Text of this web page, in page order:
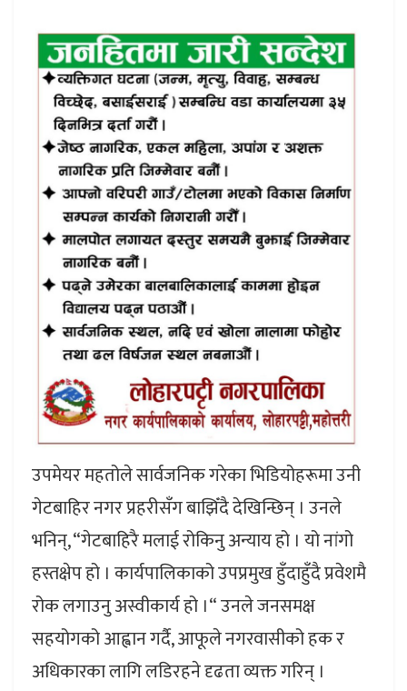
उपमेयर महतोले सार्वजनिक गरेका भिडियोहरूमा उनी
गेटबाहिर नगर प्रहरीसँग बाझिँदै देखिन्छिन् । उनले
भनिन्, “गेटबाहिरै मलाई रोकिनु अन्याय हो । यो नांगो
हस्तक्षेप हो । कार्यपालिकाको उपप्रमुख हुँदाहुँदै प्रवेशमै
रोक लगाउनु अस्वीकार्य हो ।“ उनले जनसमक्ष
सहयोगको आह्वान गर्दै, आफूले नगरवासीको हक र
अधिकारका लागि लडिरहने दृढता व्यक्त गरिन् ।